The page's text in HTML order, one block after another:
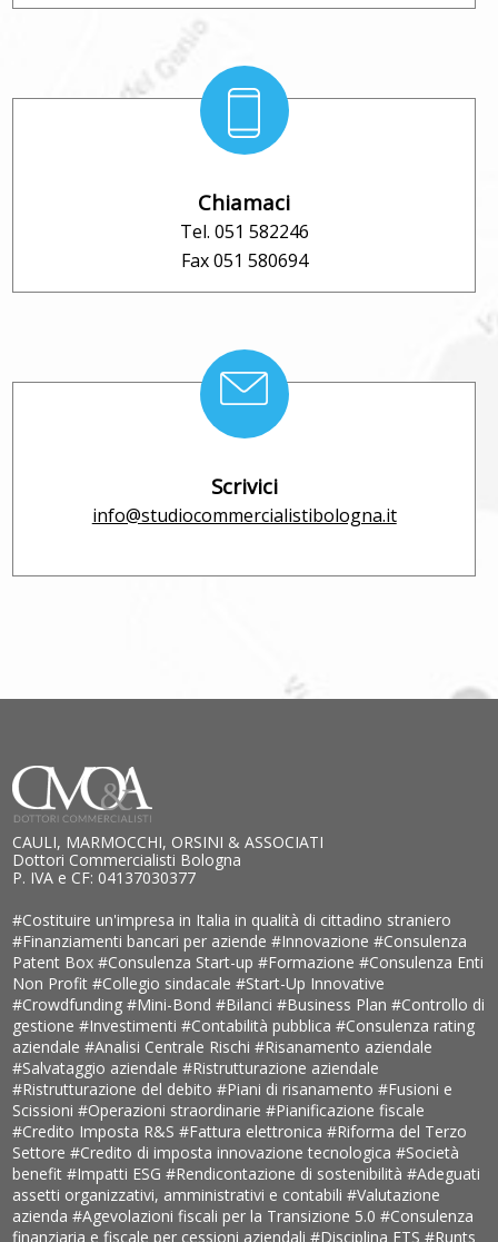
Chiamaci
Tel. 051 582246
Fax 051 580694
Scrivici
info@studiocommercialistibologna.it
CAULI, MARMOCCHI, ORSINI & ASSOCIATI
Dottori Commercialisti Bologna
P. IVA e CF: 04137030377
#Costituire un'impresa in Italia in qualità di cittadino straniero
#Finanziamenti bancari per aziende#Innovazione#Consulenza
Patent Box#Consulenza Start-up#Formazione#Consulenza Enti
Non Profit#Collegio sindacale#Start-Up Innovative
#Crowdfunding#Mini-Bond#Bilanci#Business Plan#Controllo di
gestione#Investimenti#Contabilità pubblica#Consulenza rating
aziendale#Analisi Centrale Rischi#Risanamento aziendale
#Salvataggio aziendale#Ristrutturazione aziendale
#Ristrutturazione del debito#Piani di risanamento#Fusioni e
Scissioni#Operazioni straordinarie#Pianificazione fiscale
#Credito Imposta R&S#Fattura elettronica#Riforma del Terzo
Settore#Credito di imposta innovazione tecnologica#Società
benefit#Impatti ESG#Rendicontazione di sostenibilità#Adeguati
assetti organizzativi, amministrativi e contabili#Valutazione
azienda#Agevolazioni fiscali per la Transizione 5.0#Consulenza
finanziaria e fiscale per cessioni aziendali#Disciplina ETS#Runts